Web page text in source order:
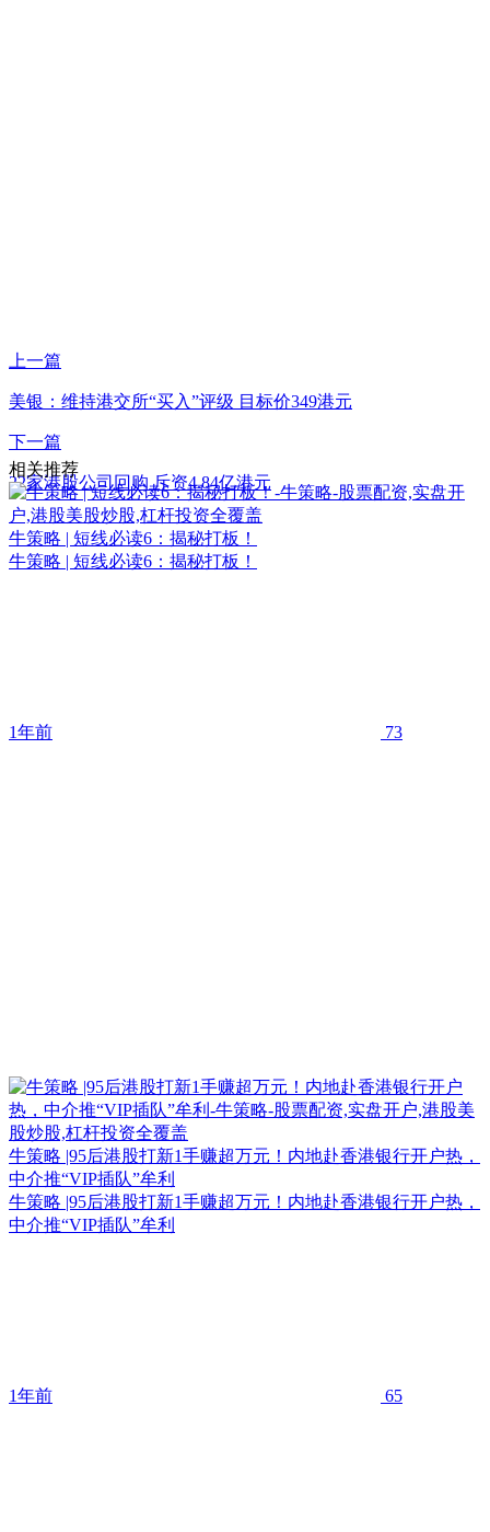
上一篇
美银：维持港交所“买入”评级 目标价349港元
下一篇
22家港股公司回购 斥资4.84亿港元
相关推荐
牛策略 | 短线必读6：揭秘打板！
牛策略 | 短线必读6：揭秘打板！
1年前 73
牛策略 |95后港股打新1手赚超万元！内地赴香港银行开户热，
中介推“VIP插队”牟利
牛策略 |95后港股打新1手赚超万元！内地赴香港银行开户热，
中介推“VIP插队”牟利
1年前 65